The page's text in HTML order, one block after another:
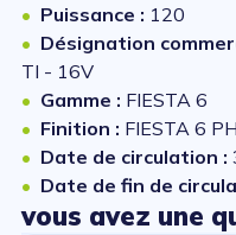
Puissance : 120
Désignation
TI - 16V
Gamme : FIESTA 6
Finition : FIESTA 6
Date de circulation :
Date de fin de
vous avez une